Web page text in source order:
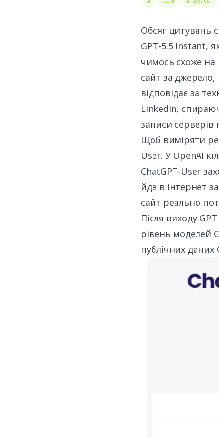
Обсяг цитувань
GPT-5.5 Instant,
чимось схоже на
сайт за
відповідає за
LinkedIn,
записи серверів
Щоб виміряти
User. У OpenAI
ChatGPT-User
йде в інтернет
сайт реально
Після виходу
рівень моделей
публічних даних